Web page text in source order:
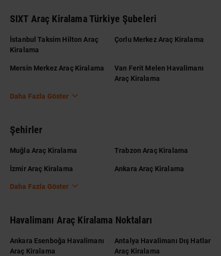
SIXT Araç Kiralama Türkiye Şubeleri
İstanbul Taksim Hilton Araç
Kiralama
Çorlu Merkez Araç Kiralama
Mersin Merkez Araç Kiralama
Van Ferit Melen Havalimanı
Araç Kiralama
Daha Fazla Göster
Şehirler
Muğla Araç Kiralama Trabzon Araç Kiralama
İzmir Araç Kiralama Ankara Araç Kiralama
Daha Fazla Göster
Havalimanı Araç Kiralama Noktaları
Ankara Esenboğa Havalimanı
Araç Kiralama
Antalya Havalimanı Dış Hatlar
Araç Kiralama